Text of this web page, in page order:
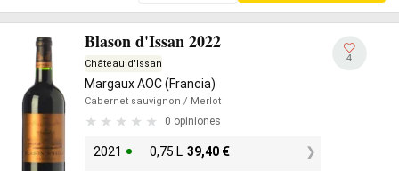
Blason d'Issan 2022
Château d'Issan
Margaux AOC (Francia)
Cabernet sauvignon / Merlot
0 opiniones
2021 0,75 L 39,40 €
4